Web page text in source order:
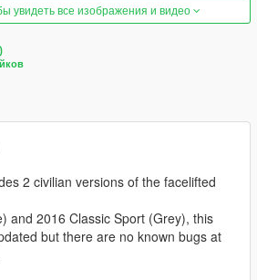
увидеть все изображения и видео
2 civilian versions of the facelifted
and 2016 Classic Sport (Grey), this
but there are no known bugs at